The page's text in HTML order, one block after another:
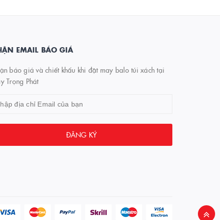
EMAIL BÁO GIÁ
báo giá và chiết khấu khi đặt may balo túi xách tại
Trọng Phát
ĐĂNG KÝ